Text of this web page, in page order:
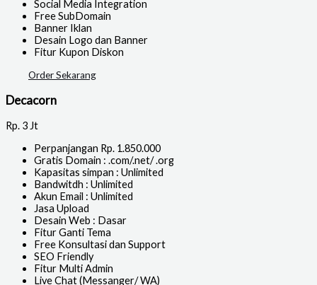
Social Media Integration
Free SubDomain
Banner Iklan
Desain Logo dan Banner
Fitur Kupon Diskon
Order Sekarang
Decacorn
Rp. 3 Jt
Perpanjangan Rp. 1.850.000
Gratis Domain : .com/.net/ .org
Kapasitas simpan : Unlimited
Bandwitdh : Unlimited
Akun Email : Unlimited
Jasa Upload
Desain Web : Dasar
Fitur Ganti Tema
Free Konsultasi dan Support
SEO Friendly
Fitur Multi Admin
Live Chat (Messanger/ WA)